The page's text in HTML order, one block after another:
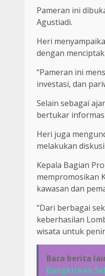
Pameran ini
Agustiadi.
Heri
dengan
“Pameran ini
investasi, dan
Selain sebagai
bertukar
Heri juga
melakukan
Kepala Bagian
mempromosikan
kawasan dan
“Dari berbagai
keberhasilan
wisata untuk
Baca berita
Bangkitkan